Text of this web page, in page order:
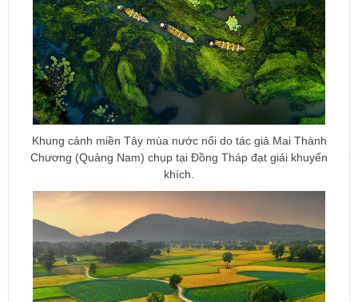
Khung cảnh miền Tây mùa nước nổi do tác giả Mai Thành
Chương (Quảng Nam) chụp tại Đồng Tháp đạt giải khuyến
khích.